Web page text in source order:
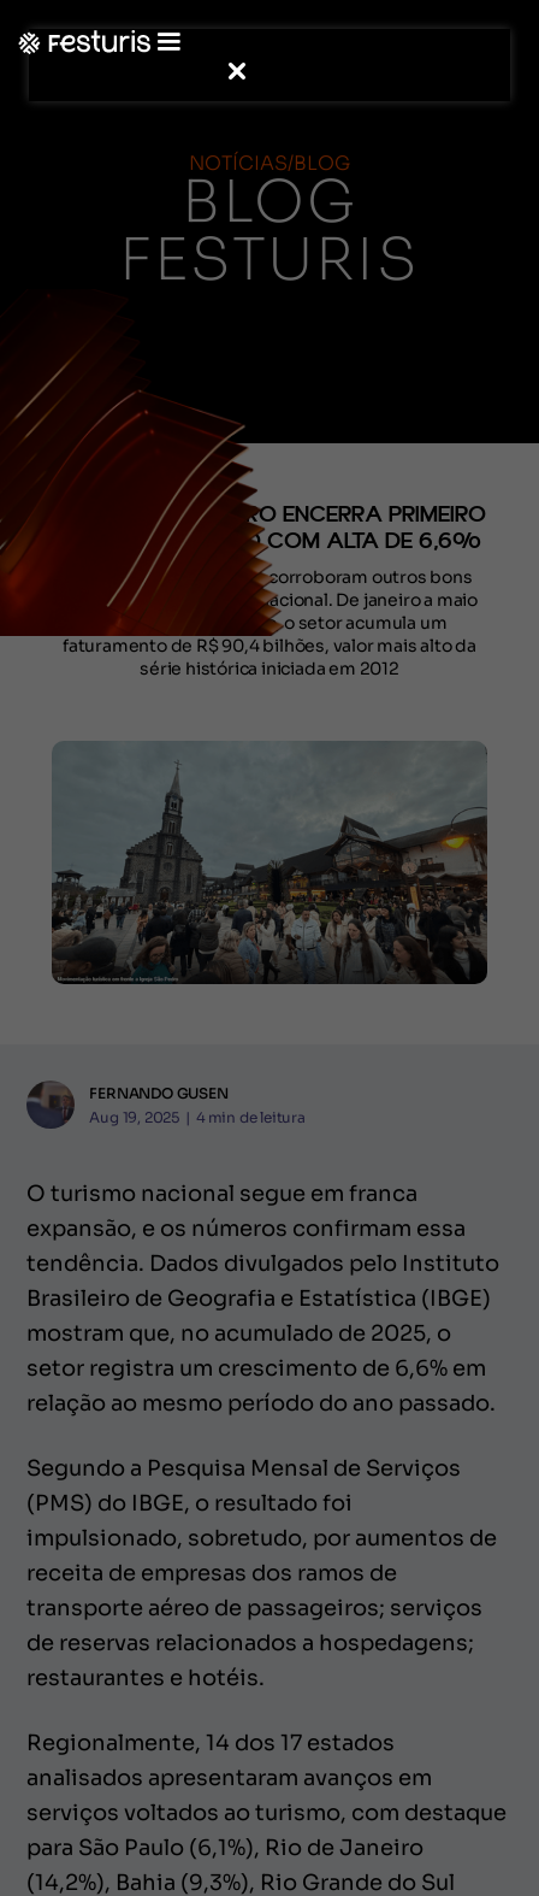
NOTÍCIAS/BLOG
BLOG
FESTURIS
(CONTEÚDO)
TURISMO BRASILEIRO ENCERRA PRIMEIRO
SEMESTRE DO ANO COM ALTA DE 6,6%
Os números divulgados corroboram outros bons
indicadores do turismo nacional. De janeiro a maio
de 2025, por exemplo, o setor acumula um
faturamento de R$ 90,4 bilhões, valor mais alto da
série histórica iniciada em 2012
FERNANDO GUSEN
Aug 19, 2025 | 4 min de leitura
O turismo nacional segue em franca
expansão, e os números confirmam essa
tendência. Dados divulgados pelo Instituto
Brasileiro de Geografia e Estatística (IBGE)
mostram que, no acumulado de 2025, o
setor registra um crescimento de 6,6% em
relação ao mesmo período do ano passado.
Segundo a Pesquisa Mensal de Serviços
(PMS) do IBGE, o resultado foi
impulsionado, sobretudo, por aumentos de
receita de empresas dos ramos de
transporte aéreo de passageiros; serviços
de reservas relacionados a hospedagens;
restaurantes e hotéis.
Regionalmente, 14 dos 17 estados
analisados apresentaram avanços em
serviços voltados ao turismo, com destaque
para São Paulo (6,1%), Rio de Janeiro
(14,2%), Bahia (9,3%), Rio Grande do Sul